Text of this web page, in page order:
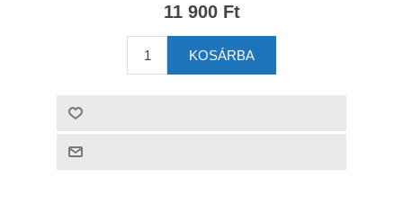
11 900 Ft